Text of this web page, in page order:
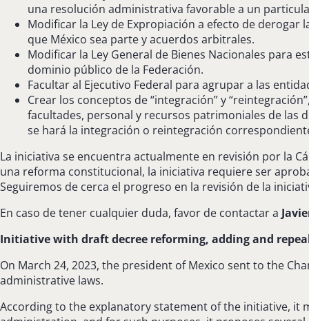
una resolución administrativa favorable a un
Modificar la Ley de Expropiación a efecto de
que México sea parte y acuerdos arbitrales.
Modificar la Ley General de Bienes Nacionales para
dominio público de la Federación.
Facultar al Ejecutivo Federal para agrupar a las
Crear los conceptos de “integración” y
facultades, personal y recursos patrimoniales de las
se hará la integración o reintegración
La iniciativa se encuentra actualmente en revisión por la
una reforma constitucional, la iniciativa requiere ser
Seguiremos de cerca el progreso en la revisión de la
En caso de tener cualquier duda, favor de contactar a
Initiative with draft decree reforming, adding and
On March 24, 2023, the president of Mexico sent to the
administrative laws.
According to the explanatory statement of the initiative, it